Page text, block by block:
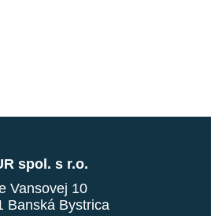
spol. s r.o.
Vansovej 10
Banská Bystrica